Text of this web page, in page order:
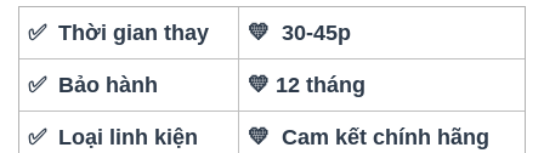
✅ Thời gian thay 💛 30-45p
✅ Bảo hành 💛 12 tháng
✅ Loại linh kiện 💛 Cam kết chính hãng